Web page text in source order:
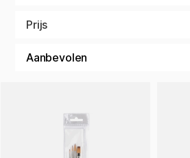
beginner bent is een set met penselen
de slag te gaan.
Prijs